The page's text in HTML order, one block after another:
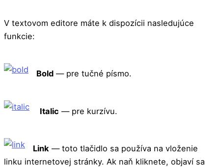
V textovom editore máte k dispozícii nasledujúce
funkcie:
Bold — pre tučné písmo.
Italic — pre kurzívu.
Link — toto tlačidlo sa používa na vloženie
linku internetovej stránky. Ak naň kliknete, objaví sa